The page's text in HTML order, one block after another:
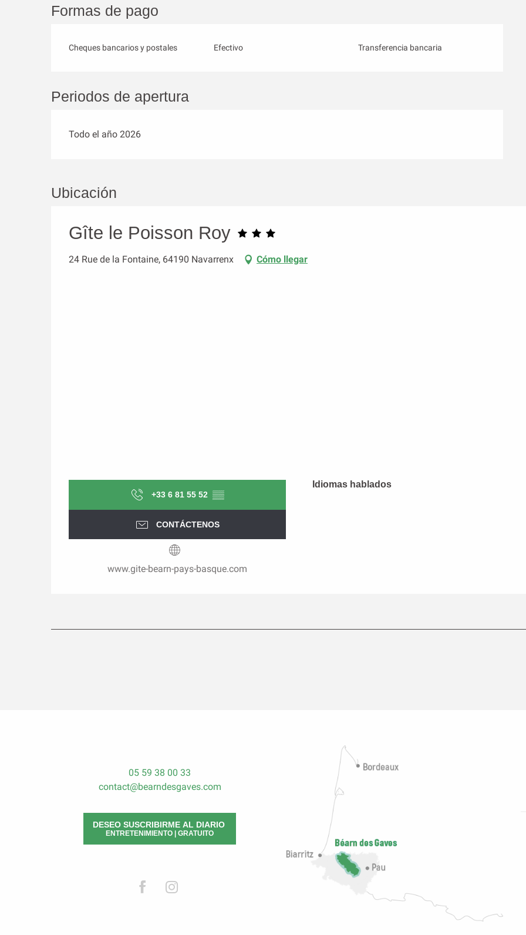
Formas de pago
Cheques bancarios y postales Efectivo Transferencia bancaria
Periodos de apertura
Todo el año 2026
Ubicación
Gîte le Poisson Roy
24 Rue de la Fontaine, 64190 Navarrenx Cómo llegar
+33 6 81 55 52 ▒▒
CONTÁCTENOS
www.gite-bearn-pays-basque.com
Idiomas hablados
Idiomas hablados
05 59 38 00 33
contact@bearndesgaves.com
DESEO SUSCRIBIRME AL DIARIO
ENTRETENIMIENTO | GRATUITO